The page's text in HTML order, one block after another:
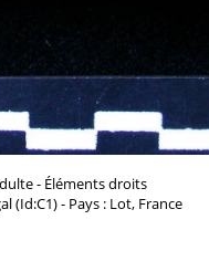
- Éléments droits
(Id:C1) - Pays : Lot, France